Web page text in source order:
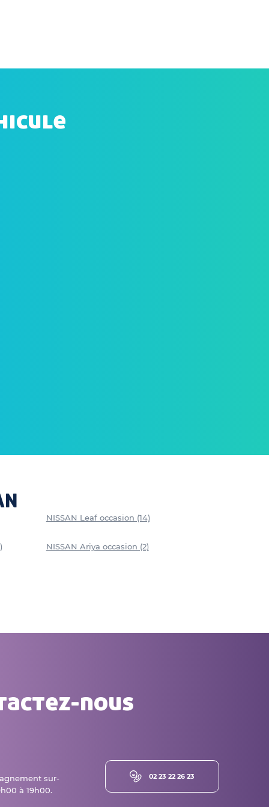
NISSAN Leaf occasion (14)
NISSAN Ariya occasion (2)
nous
sur-
à 19h00.
02 23 22 26 23